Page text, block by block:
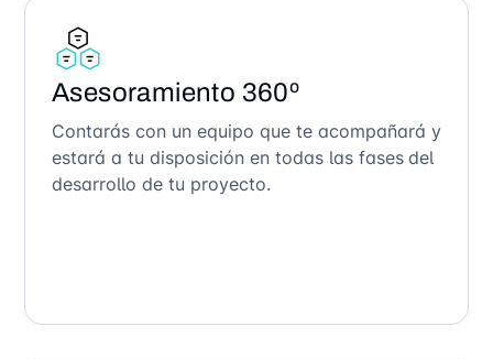
Asesoramiento 360º
Contarás con un equipo que te acompañará y
estará a tu disposición en todas las fases del
desarrollo de tu proyecto.